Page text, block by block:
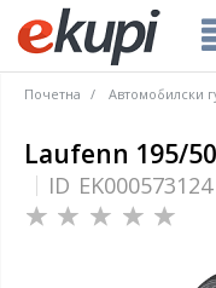
Почетна Автомобилски
Laufenn 195/
ID EK000573124